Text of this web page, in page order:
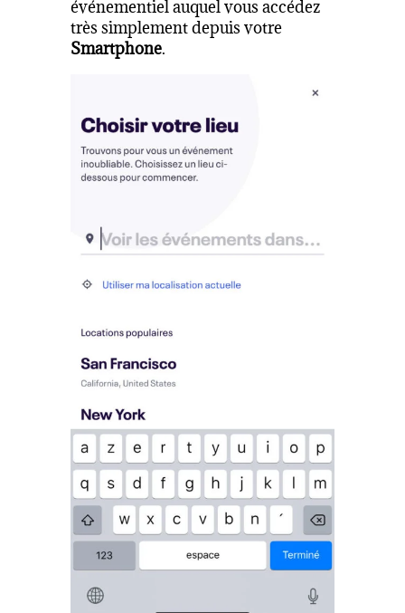
événementiel auquel vous accédez
très simplement depuis votre
Smartphone.